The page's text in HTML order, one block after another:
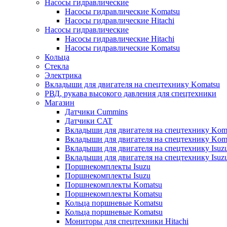
Насосы гидравлические
Насосы гидравлические Komatsu
Насосы гидравлические Hitachi
Насосы гидравлические
Насосы гидравлические Hitachi
Насосы гидравлические Komatsu
Кольца
Стекла
Электрика
Вкладыши для двигателя на спецтехнику Komatsu
РВД, рукава высокого давления для спецтехники
Магазин
Датчики Cummins
Датчики CAT
Вкладыши для двигателя на спецтехнику
Вкладыши для двигателя на спецтехнику
Вкладыши для двигателя на спецтехнику
Вкладыши для двигателя на спецтехнику
Поршнекомплекты Isuzu
Поршнекомплекты Isuzu
Поршнекомплекты Komatsu
Поршнекомплекты Komatsu
Кольца поршневые Komatsu
Кольца поршневые Komatsu
Мониторы для спецтехники Hitachi